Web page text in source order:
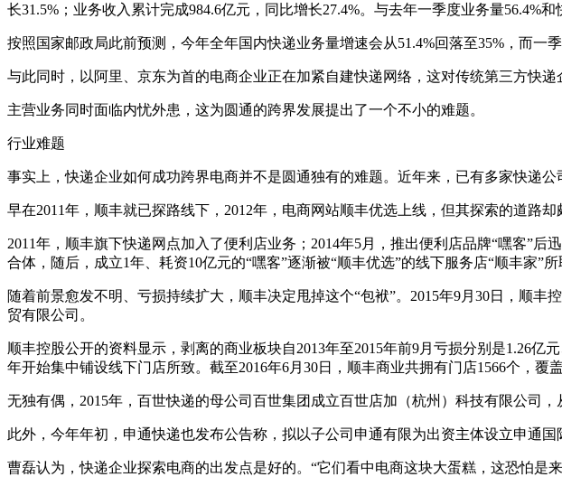
长31.5%；业务收入累计完成984.6亿元，同比增长27.4%。与去年一季度业务量56.4%
按照国家邮政局此前预测，今年全年国内快递业务量增速会从51.4%回落至35%，而一
与此同时，以阿里、京东为首的电商企业正在加紧自建快递网络，这对传统第三方快递
主营业务同时面临内忧外患，这为圆通的跨界发展提出了一个不小的难题。
行业难题
事实上，快递企业如何成功跨界电商并不是圆通独有的难题。近年来，已有多家快递公
早在2011年，顺丰就已探路线下，2012年，电商网站顺丰优选上线，但其探索的道路却
2011年，顺丰旗下快递网点加入了便利店业务；2014年5月，推出便利店品牌“嘿客”
合体，随后，成立1年、耗资10亿元的“嘿客”逐渐被“顺丰优选”的线下服务店“顺丰家”所
随着前景愈发不明、亏损持续扩大，顺丰决定甩掉这个“包袱”。2015年9月30日，顺
贸有限公司。
顺丰控股公开的资料显示，剥离的商业板块自2013年至2015年前9月亏损分别是1.26亿
年开始集中铺设线下门店所致。截至2016年6月30日，顺丰商业共拥有门店1566个，覆
无独有偶，2015年，百世快递的母公司百世集团成立百世店加（杭州）科技有限公司
此外，今年年初，申通快递也发布公告称，拟以子公司申通有限为出资主体设立申通国
曹磊认为，快递企业探索电商的出发点是好的。“它们看中电商这块大蛋糕，这恐怕